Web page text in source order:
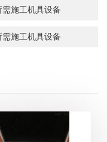
施工机具设备
施工机具设备